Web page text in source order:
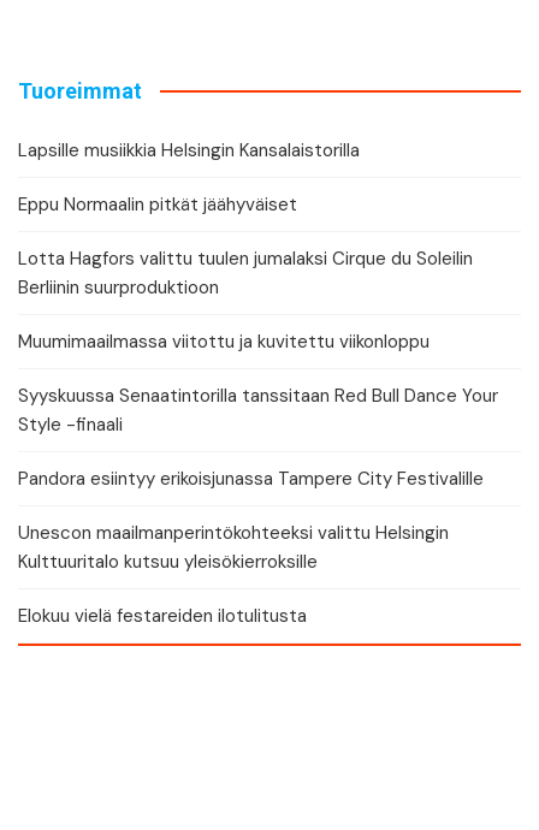
Tuoreimmat
Lapsille musiikkia Helsingin Kansalaistorilla
Eppu Normaalin pitkät jäähyväiset
Lotta Hagfors valittu tuulen jumalaksi Cirque du Soleilin
Berliinin suurproduktioon
Muumimaailmassa viitottu ja kuvitettu viikonloppu
Syyskuussa Senaatintorilla tanssitaan Red Bull Dance Your
Style -finaali
Pandora esiintyy erikoisjunassa Tampere City Festivalille
Unescon maailmanperintökohteeksi valittu Helsingin
Kulttuuritalo kutsuu yleisökierroksille
Elokuu vielä festareiden ilotulitusta